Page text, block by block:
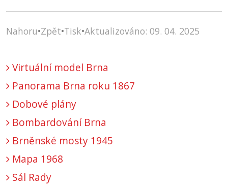
Nahoru•Zpět•Tisk•Aktualizováno: 09. 04. 2025
Virtuální model Brna
Panorama Brna roku 1867
Dobové plány
Bombardování Brna
Brněnské mosty 1945
Mapa 1968
Sál Rady